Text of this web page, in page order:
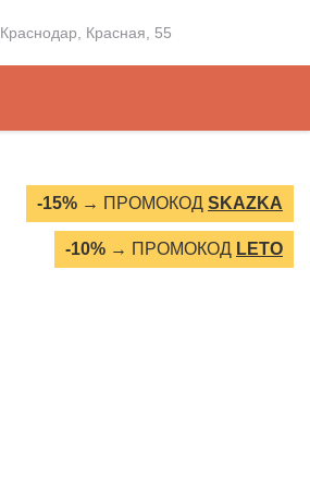
Краснодар , Красная, 55
-15% → ПРОМОКОД SKAZKA
-10% → ПРОМОКОД LETO